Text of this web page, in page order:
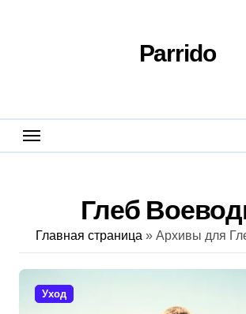
Parrido
Глеб
Главная страница » Архивы для
Уход